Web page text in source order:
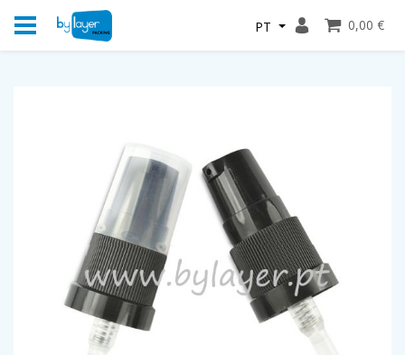
PT 0,00 €